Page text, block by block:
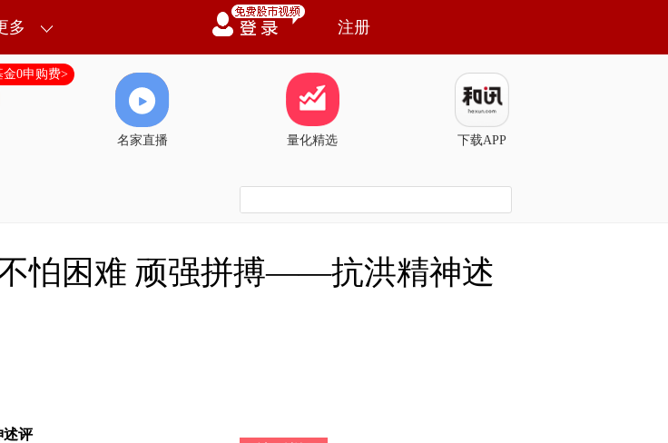
多 注册
金0申购费>
名家直播 量化精选 下载APP
怕困难 顽强拼搏——抗洪精神述
评